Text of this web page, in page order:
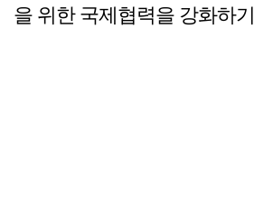
을 위한 국제협력을 강화하